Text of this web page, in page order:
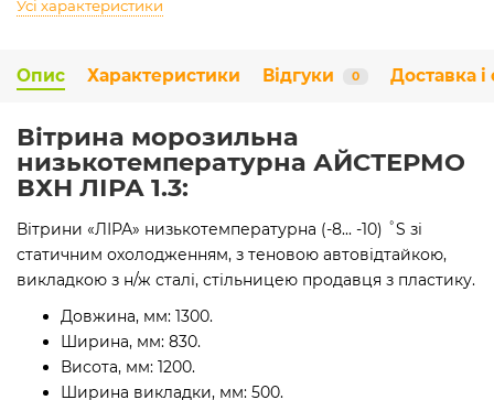
Усі характеристики
Опис Характеристики Відгуки 0 Доставка і
Вітрина морозильна
низькотемпературна АЙСТЕРМО
ВХН ЛІРА 1.3:
Вітрини «ЛІРА» низькотемпературна (-8... -10) ˚S зі
статичним охолодженням, з теновою автовідтайкою,
викладкою з н/ж сталі, стільницею продавця з пластику.
Довжина, мм: 1300.
Ширина, мм: 830.
Висота, мм: 1200.
Ширина викладки, мм: 500.